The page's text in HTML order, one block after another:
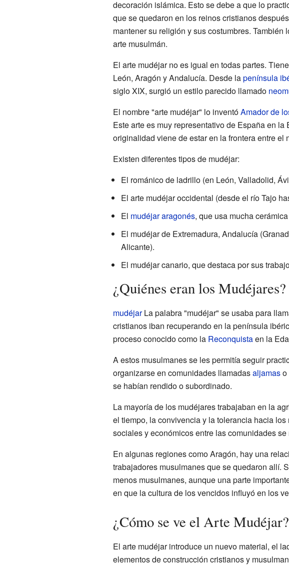
decoración islámica. Esto se debe a que lo
que se quedaron en los reinos cristianos
mantener su religión y sus costumbres. También
arte musulmán.
El arte mudéjar no es igual en todas partes.
León, Aragón y Andalucía. Desde lapenínsula
siglo XIX, surgió un estilo parecido llamado
El nombre "arte mudéjar" lo inventóAmador de
Este arte es muy representativo de España en
originalidad viene de estar en la frontera entre el
Existen diferentes tipos de mudéjar:
El románico de ladrillo (en León, Valladolid,
El arte mudéjar occidental (desde el río Tajo
El mudéjar aragonés, que usa mucha
El mudéjar de Extremadura, Andalucía
Alicante).
El mudéjar canario, que destaca por sus
¿Quiénes eran los Mudéjares?
mudéjarLa palabra "mudéjar" se usaba para
cristianos iban recuperando en la península
proceso conocido como la Reconquistaen la
A estos musulmanes se les permitía seguir
organizarse en comunidades llamadasaljamaso
se habían rendido o subordinado.
La mayoría de los mudéjares trabajaban en la
el tiempo, la convivencia y la tolerancia hacia
sociales y económicos entre las comunidades se
En algunas regiones como Aragón, hay una
trabajadores musulmanes que se quedaron allí.
menos musulmanes, aunque una parte
en que la cultura de los vencidos influyó en los
¿Cómo se ve el Arte Mudéjar?
El arte mudéjar introduce un nuevo material, el
elementos de construcción cristianos y